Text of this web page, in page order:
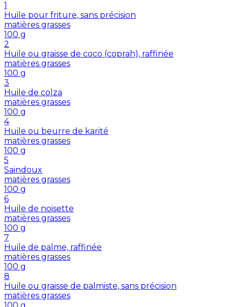
1
Huile pour friture, sans précision
matières grasses
100 g
2
Huile ou graisse de coco (coprah), raffinée
matières grasses
100 g
3
Huile de colza
matières grasses
100 g
4
Huile ou beurre de karité
matières grasses
100 g
5
Saindoux
matières grasses
100 g
6
Huile de noisette
matières grasses
100 g
7
Huile de palme, raffinée
matières grasses
100 g
8
Huile ou graisse de palmiste, sans précision
matières grasses